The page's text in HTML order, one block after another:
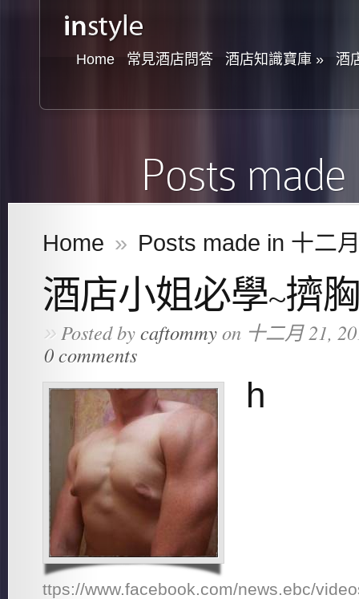
Home 常見酒店問答 酒店知識寶庫 » 酒
Posts
Home » Posts made in 十二
酒店小姐必學~擠
»Posted bycaftommyon 十二月 21,
0 comments
h
ttps://www.facebook.com/news.ebc/